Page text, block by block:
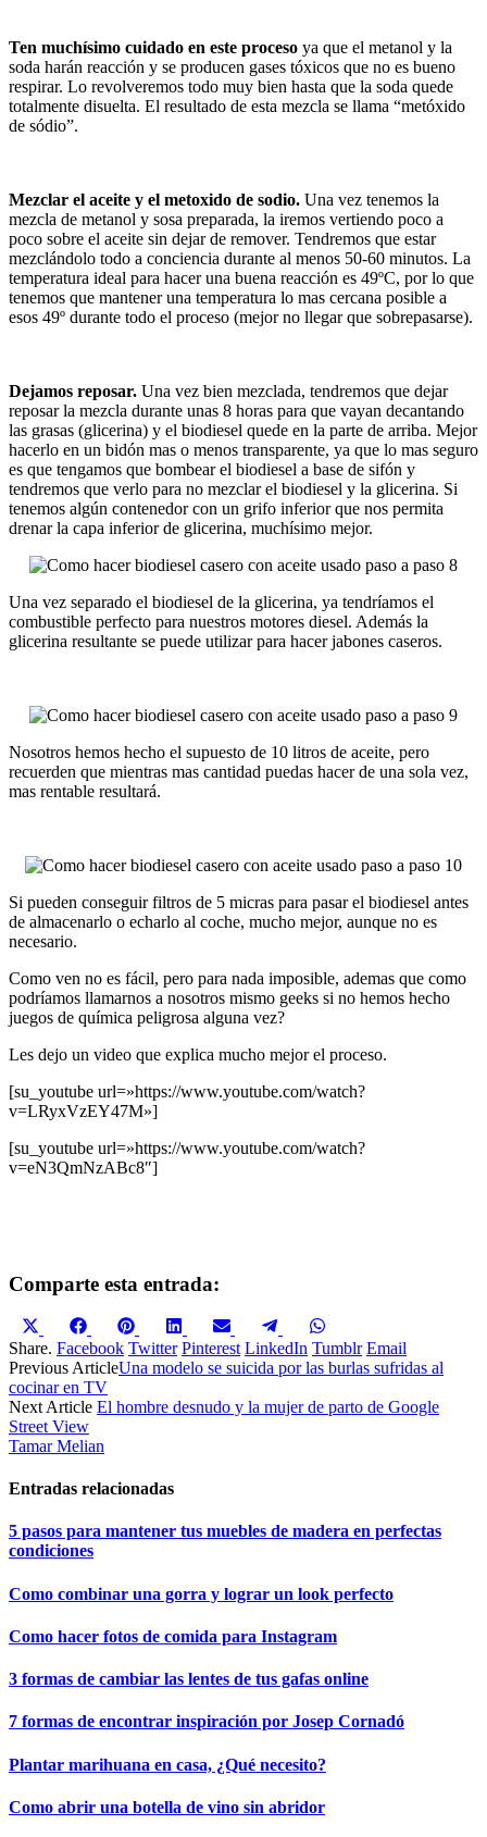
Ten muchísimo cuidado en este proceso ya que el metanol y la
soda harán reacción y se producen gases tóxicos que no es bueno
respirar. Lo revolveremos todo muy bien hasta que la soda quede
totalmente disuelta. El resultado de esta mezcla se llama “metóxido
de sódio”.
Mezclar el aceite y el metoxido de sodio. Una vez tenemos la
mezcla de metanol y sosa preparada, la iremos vertiendo poco a
poco sobre el aceite sin dejar de remover. Tendremos que estar
mezclándolo todo a conciencia durante al menos 50-60 minutos. La
temperatura ideal para hacer una buena reacción es 49ºC, por lo que
tenemos que mantener una temperatura lo mas cercana posible a
esos 49º durante todo el proceso (mejor no llegar que sobrepasarse).
Dejamos reposar. Una vez bien mezclada, tendremos que dejar
reposar la mezcla durante unas 8 horas para que vayan decantando
las grasas (glicerina) y el biodiesel quede en la parte de arriba. Mejor
hacerlo en un bidón mas o menos transparente, ya que lo mas seguro
es que tengamos que bombear el biodiesel a base de sifón y
tendremos que verlo para no mezclar el biodiesel y la glicerina. Si
tenemos algún contenedor con un grifo inferior que nos permita
drenar la capa inferior de glicerina, muchísimo mejor.
Una vez separado el biodiesel de la glicerina, ya tendríamos el
combustible perfecto para nuestros motores diesel. Además la
glicerina resultante se puede utilizar para hacer jabones caseros.
Nosotros hemos hecho el supuesto de 10 litros de aceite, pero
recuerden que mientras mas cantidad puedas hacer de una sola vez,
mas rentable resultará.
Si pueden conseguir filtros de 5 micras para pasar el biodiesel antes
de almacenarlo o echarlo al coche, mucho mejor, aunque no es
necesario.
Como ven no es fácil, pero para nada imposible, ademas que como
podríamos llamarnos a nosotros mismo geeks si no hemos hecho
juegos de química peligrosa alguna vez?
Les dejo un video que explica mucho mejor el proceso.
[su_youtube url=»https://www.youtube.com/watch?
v=LRyxVzEY47M»]
[su_youtube url=»https://www.youtube.com/watch?
v=eN3QmNzABc8″]
Comparte esta entrada:
Compartir
en
X
(Twitter)
Compartir
en
Facebook
Compartir
en
Pinterest
Compartir
en
LinkedIn
Compartir
en
Email
Compartir
en
Telegram
en
WhatsApp
Share. Facebook Twitter Pinterest LinkedIn Tumblr Email
Previous ArticleUna modelo se suicida por las burlas sufridas al
cocinar en TV
Next Article El hombre desnudo y la mujer de parto de Google
Street View
Tamar Melian
Entradas relacionadas
5 pasos para mantener tus muebles de madera en perfectas
condiciones
Como combinar una gorra y lograr un look perfecto
Como hacer fotos de comida para Instagram
3 formas de cambiar las lentes de tus gafas online
7 formas de encontrar inspiración por Josep Cornadó
Plantar marihuana en casa, ¿Qué necesito?
Como abrir una botella de vino sin abridor